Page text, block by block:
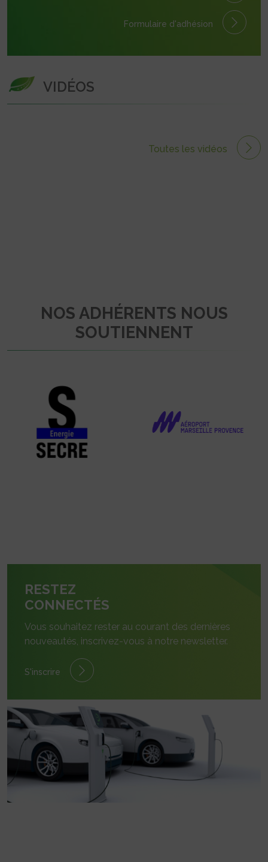
Formulaire d'adhésion
VIDÉOS
Toutes les vidéos
NOS ADHÉRENTS NOUS
SOUTIENNENT
RESTEZ
CONNECTÉS
Vous souhaitez rester au courant des dernières
nouveautés, inscrivez-vous à notre newsletter.
S'inscrire